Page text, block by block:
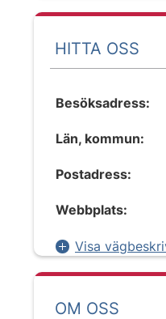
HITTA OSS
Besöksadress:
Län, kommun:
Postadress:
Webbplats:
Visa
OM OSS